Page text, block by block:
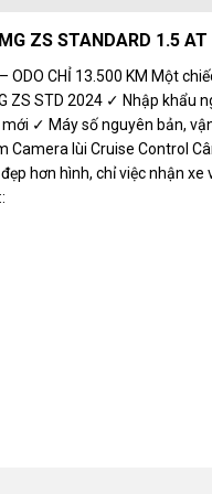
ZS STANDARD 1.5
ODO CHỈ 13.500 KM Một
ZS STD 2024 ✓ Nhập
✓ Máy số nguyên bản,
Camera lùi Cruise Control
hơn hình, chỉ việc nhận